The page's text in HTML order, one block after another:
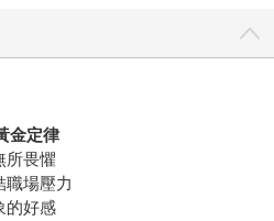
金定律
所畏懼
職場壓力
的好感